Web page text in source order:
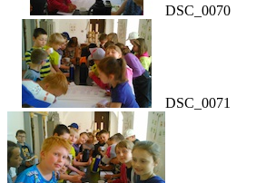
DSC_0070
DSC_0071